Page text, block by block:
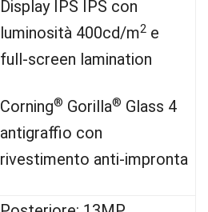
Display IPS IPS con
luminosità 400cd/m2 e
full-screen lamination
Corning® Gorilla® Glass 4
antigraffio con
rivestimento anti-impronta